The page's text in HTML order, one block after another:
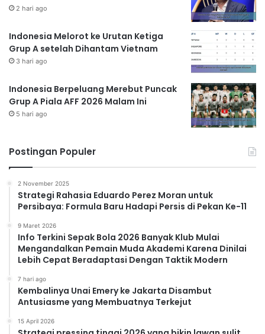
2 hari ago
Indonesia Melorot ke Urutan Ketiga
Grup A setelah Dihantam Vietnam
3 hari ago
Indonesia Berpeluang Merebut Puncak
Grup A Piala AFF 2026 Malam Ini
5 hari ago
Postingan Populer
2 November 2025
Strategi Rahasia Eduardo Perez Moran untuk
Persibaya: Formula Baru Hadapi Persis di Pekan Ke-11
9 Maret 2026
Info Terkini Sepak Bola 2026 Banyak Klub Mulai
Mengandalkan Pemain Muda Akademi Karena Dinilai
Lebih Cepat Beradaptasi Dengan Taktik Modern
7 hari ago
Kembalinya Unai Emery ke Jakarta Disambut
Antusiasme yang Membuatnya Terkejut
15 April 2026